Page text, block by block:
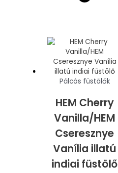
Pálcás füstölők
HEM Cherry
Vanilla/HEM
Cseresznye
Vanília illatú
indiai füstölő